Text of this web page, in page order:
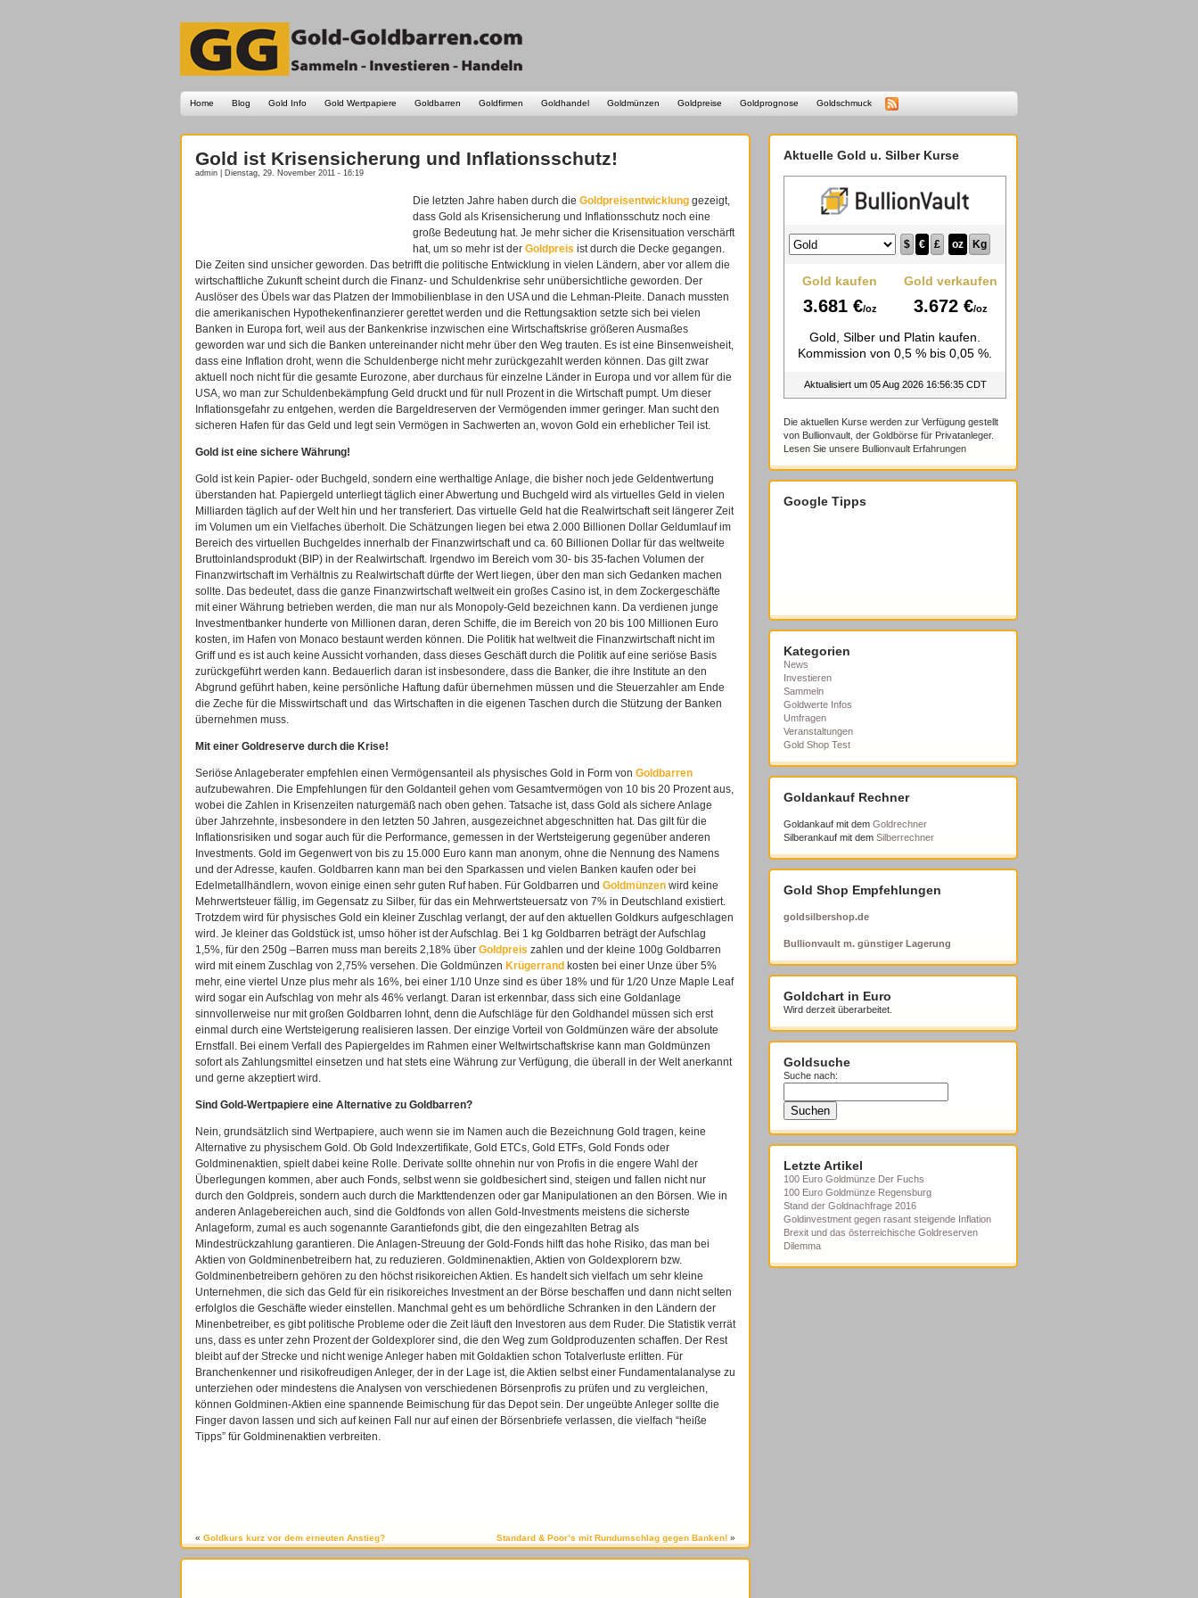
Home Blog Gold Info Gold Wertpapiere Goldbarren Goldfirmen Goldhandel Goldmünzen Goldpreise Goldprognose Goldschmuck
Gold ist Krisensicherung und Inflationsschutz!
admin | Dienstag, 29. November 2011 - 16:19
Die letzten Jahre haben durch die Goldpreisentwicklung gezeigt,
dass Gold als Krisensicherung und Inflationsschutz noch eine
große Bedeutung hat. Je mehr sicher die Krisensituation verschärft
hat, um so mehr ist der Goldpreis ist durch die Decke gegangen.
Die Zeiten sind unsicher geworden. Das betrifft die politische Entwicklung in vielen Ländern, aber vor allem die
wirtschaftliche Zukunft scheint durch die Finanz- und Schuldenkrise sehr unübersichtliche geworden. Der
Auslöser des Übels war das Platzen der Immobilienblase in den USA und die Lehman-Pleite. Danach mussten
die amerikanischen Hypothekenfinanzierer gerettet werden und die Rettungsaktion setzte sich bei vielen
Banken in Europa fort, weil aus der Bankenkrise inzwischen eine Wirtschaftskrise größeren Ausmaßes
geworden war und sich die Banken untereinander nicht mehr über den Weg trauten. Es ist eine Binsenweisheit,
dass eine Inflation droht, wenn die Schuldenberge nicht mehr zurückgezahlt werden können. Das gilt zwar
aktuell noch nicht für die gesamte Eurozone, aber durchaus für einzelne Länder in Europa und vor allem für die
USA, wo man zur Schuldenbekämpfung Geld druckt und für null Prozent in die Wirtschaft pumpt. Um dieser
Inflationsgefahr zu entgehen, werden die Bargeldreserven der Vermögenden immer geringer. Man sucht den
sicheren Hafen für das Geld und legt sein Vermögen in Sachwerten an, wovon Gold ein erheblicher Teil ist.
Gold ist eine sichere Währung!
Gold ist kein Papier- oder Buchgeld, sondern eine werthaltige Anlage, die bisher noch jede Geldentwertung
überstanden hat. Papiergeld unterliegt täglich einer Abwertung und Buchgeld wird als virtuelles Geld in vielen
Milliarden täglich auf der Welt hin und her transferiert. Das virtuelle Geld hat die Realwirtschaft seit längerer Zeit
im Volumen um ein Vielfaches überholt. Die Schätzungen liegen bei etwa 2.000 Billionen Dollar Geldumlauf im
Bereich des virtuellen Buchgeldes innerhalb der Finanzwirtschaft und ca. 60 Billionen Dollar für das weltweite
Bruttoinlandsprodukt (BIP) in der Realwirtschaft. Irgendwo im Bereich vom 30- bis 35-fachen Volumen der
Finanzwirtschaft im Verhältnis zu Realwirtschaft dürfte der Wert liegen, über den man sich Gedanken machen
sollte. Das bedeutet, dass die ganze Finanzwirtschaft weltweit ein großes Casino ist, in dem Zockergeschäfte
mit einer Währung betrieben werden, die man nur als Monopoly-Geld bezeichnen kann. Da verdienen junge
Investmentbanker hunderte von Millionen daran, deren Schiffe, die im Bereich von 20 bis 100 Millionen Euro
kosten, im Hafen von Monaco bestaunt werden können. Die Politik hat weltweit die Finanzwirtschaft nicht im
Griff und es ist auch keine Aussicht vorhanden, dass dieses Geschäft durch die Politik auf eine seriöse Basis
zurückgeführt werden kann. Bedauerlich daran ist insbesondere, dass die Banker, die ihre Institute an den
Abgrund geführt haben, keine persönliche Haftung dafür übernehmen müssen und die Steuerzahler am Ende
die Zeche für die Misswirtschaft und das Wirtschaften in die eigenen Taschen durch die Stützung der Banken
übernehmen muss.
Mit einer Goldreserve durch die Krise!
Seriöse Anlageberater empfehlen einen Vermögensanteil als physisches Gold in Form von Goldbarren
aufzubewahren. Die Empfehlungen für den Goldanteil gehen vom Gesamtvermögen von 10 bis 20 Prozent aus,
wobei die Zahlen in Krisenzeiten naturgemäß nach oben gehen. Tatsache ist, dass Gold als sichere Anlage
über Jahrzehnte, insbesondere in den letzten 50 Jahren, ausgezeichnet abgeschnitten hat. Das gilt für die
Inflationsrisiken und sogar auch für die Performance, gemessen in der Wertsteigerung gegenüber anderen
Investments. Gold im Gegenwert von bis zu 15.000 Euro kann man anonym, ohne die Nennung des Namens
und der Adresse, kaufen. Goldbarren kann man bei den Sparkassen und vielen Banken kaufen oder bei
Edelmetallhändlern, wovon einige einen sehr guten Ruf haben. Für Goldbarren und Goldmünzen wird keine
Mehrwertsteuer fällig, im Gegensatz zu Silber, für das ein Mehrwertsteuersatz von 7% in Deutschland existiert.
Trotzdem wird für physisches Gold ein kleiner Zuschlag verlangt, der auf den aktuellen Goldkurs aufgeschlagen
wird. Je kleiner das Goldstück ist, umso höher ist der Aufschlag. Bei 1 kg Goldbarren beträgt der Aufschlag
1,5%, für den 250g –Barren muss man bereits 2,18% über Goldpreis zahlen und der kleine 100g Goldbarren
wird mit einem Zuschlag von 2,75% versehen. Die Goldmünzen Krügerrand kosten bei einer Unze über 5%
mehr, eine viertel Unze plus mehr als 16%, bei einer 1/10 Unze sind es über 18% und für 1/20 Unze Maple Leaf
wird sogar ein Aufschlag von mehr als 46% verlangt. Daran ist erkennbar, dass sich eine Goldanlage
sinnvollerweise nur mit großen Goldbarren lohnt, denn die Aufschläge für den Goldhandel müssen sich erst
einmal durch eine Wertsteigerung realisieren lassen. Der einzige Vorteil von Goldmünzen wäre der absolute
Ernstfall. Bei einem Verfall des Papiergeldes im Rahmen einer Weltwirtschaftskrise kann man Goldmünzen
sofort als Zahlungsmittel einsetzen und hat stets eine Währung zur Verfügung, die überall in der Welt anerkannt
und gerne akzeptiert wird.
Sind Gold-Wertpapiere eine Alternative zu Goldbarren?
Nein, grundsätzlich sind Wertpapiere, auch wenn sie im Namen auch die Bezeichnung Gold tragen, keine
Alternative zu physischem Gold. Ob Gold Indexzertifikate, Gold ETCs, Gold ETFs, Gold Fonds oder
Goldminenaktien, spielt dabei keine Rolle. Derivate sollte ohnehin nur von Profis in die engere Wahl der
Überlegungen kommen, aber auch Fonds, selbst wenn sie goldbesichert sind, steigen und fallen nicht nur
durch den Goldpreis, sondern auch durch die Markttendenzen oder gar Manipulationen an den Börsen. Wie in
anderen Anlagebereichen auch, sind die Goldfonds von allen Gold-Investments meistens die sicherste
Anlageform, zumal es auch sogenannte Garantiefonds gibt, die den eingezahlten Betrag als
Mindestrückzahlung garantieren. Die Anlagen-Streuung der Gold-Fonds hilft das hohe Risiko, das man bei
Aktien von Goldminenbetreibern hat, zu reduzieren. Goldminenaktien, Aktien von Goldexplorern bzw.
Goldminenbetreibern gehören zu den höchst risikoreichen Aktien. Es handelt sich vielfach um sehr kleine
Unternehmen, die sich das Geld für ein risikoreiches Investment an der Börse beschaffen und dann nicht selten
erfolglos die Geschäfte wieder einstellen. Manchmal geht es um behördliche Schranken in den Ländern der
Minenbetreiber, es gibt politische Probleme oder die Zeit läuft den Investoren aus dem Ruder. Die Statistik verrät
uns, dass es unter zehn Prozent der Goldexplorer sind, die den Weg zum Goldproduzenten schaffen. Der Rest
bleibt auf der Strecke und nicht wenige Anleger haben mit Goldaktien schon Totalverluste erlitten. Für
Branchenkenner und risikofreudigen Anleger, der in der Lage ist, die Aktien selbst einer Fundamentalanalyse zu
unterziehen oder mindestens die Analysen von verschiedenen Börsenprofis zu prüfen und zu vergleichen,
können Goldminen-Aktien eine spannende Beimischung für das Depot sein. Der ungeübte Anleger sollte die
Finger davon lassen und sich auf keinen Fall nur auf einen der Börsenbriefe verlassen, die vielfach “heiße
Tipps” für Goldminenaktien verbreiten.
« Goldkurs kurz vor dem erneuten Anstieg? Standard & Poor’s mit Rundumschlag gegen Banken! »
Aktuelle Gold u. Silber Kurse
Die aktuellen Kurse werden zur Verfügung gestellt
von Bullionvault, der Goldbörse für Privatanleger.
Lesen Sie unsere Bullionvault Erfahrungen
Google Tipps
Kategorien
News
Investieren
Sammeln
Goldwerte Infos
Umfragen
Veranstaltungen
Gold Shop Test
Goldankauf Rechner
Goldankauf mit dem Goldrechner
Silberankauf mit dem Silberrechner
Gold Shop Empfehlungen
goldsilbershop.de
Bullionvault m. günstiger Lagerung
Goldchart in Euro
Wird derzeit überarbeitet.
Goldsuche
Suche nach:
Letzte Artikel
100 Euro Goldmünze Der Fuchs
100 Euro Goldmünze Regensburg
Stand der Goldnachfrage 2016
Goldinvestment gegen rasant steigende Inflation
Brexit und das österreichische Goldreserven
Dilemma